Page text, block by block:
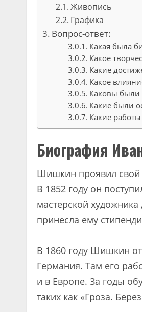
Живопись
Графика
Вопрос-ответ:
Какая была
Какое
Какие
Какое
Каковы
Какие были
Какие
Биография
Шишкин проявил свой
В 1852 году он
мастерской
принесла ему
В 1860 году Шишкин
Германия. Там его
и в Европе. За годы
таких как «Гроза.